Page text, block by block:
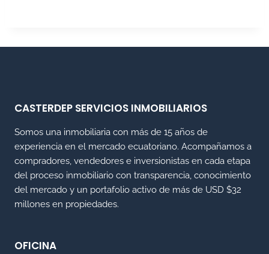
CASTERDEP SERVICIOS INMOBILIARIOS
Somos una inmobiliaria con más de 15 años de
experiencia en el mercado ecuatoriano. Acompañamos a
compradores, vendedores e inversionistas en cada etapa
del proceso inmobiliario con transparencia, conocimiento
del mercado y un portafolio activo de más de USD $32
millones en propiedades.
OFICINA